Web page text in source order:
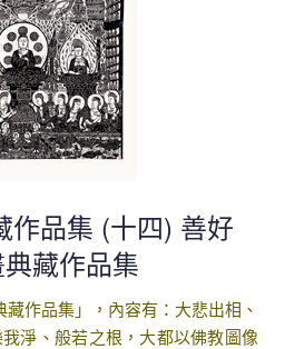
作品集 (十四) 善好
藏作品集
作品集」，內容有：大悲出相、
淨、般若之根，大都以佛教圖像